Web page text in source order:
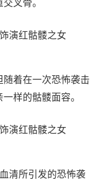
叉骨。
着在一次恐怖袭击
样的骷髅面容。
清所引发的恐怖袭